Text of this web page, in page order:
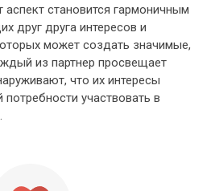
становится гармоничным
друг друга интересов и
может создать значимые,
из партнер просвещает
что их интересы
участвовать в